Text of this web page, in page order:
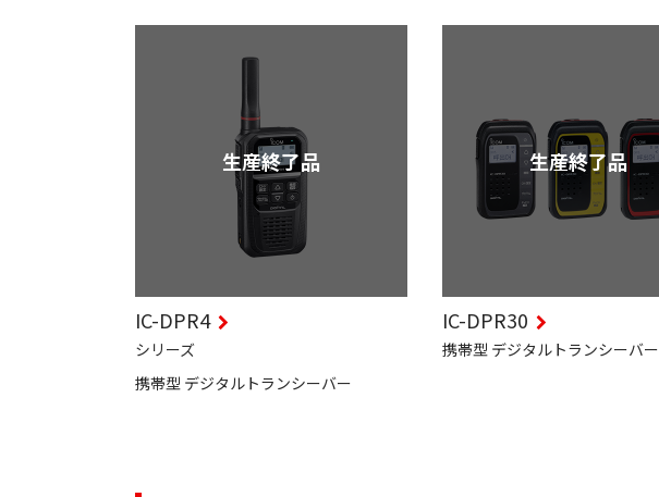
生産終了品
IC-DPR4
シリーズ
携帯型 デジタルトランシーバー
生産終了品
IC-DPR30
携帯型 デジタルトランシーバー